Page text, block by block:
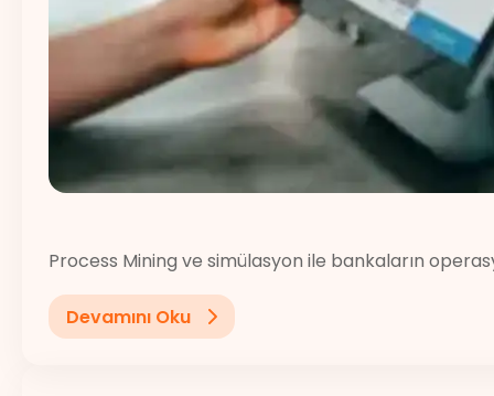
Process Mining ve simülasyon ile bankaların
Devamını Oku